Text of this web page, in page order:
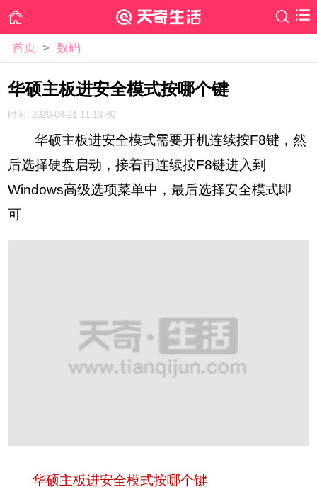
首页 > 数码
华硕主板进安全模式按哪个键
时间: 2020-04-21 11:13:40
华硕主板进安全模式需要开机连续按F8键，然
后选择硬盘启动，接着再连续按F8键进入到
Windows高级选项菜单中，最后选择安全模式即
可。
华硕主板进安全模式按哪个键